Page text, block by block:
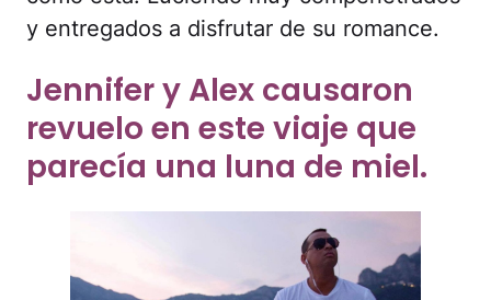
y entregados a disfrutar de su romance.
Jennifer y Alex causaron
revuelo en este viaje que
parecía una luna de miel.